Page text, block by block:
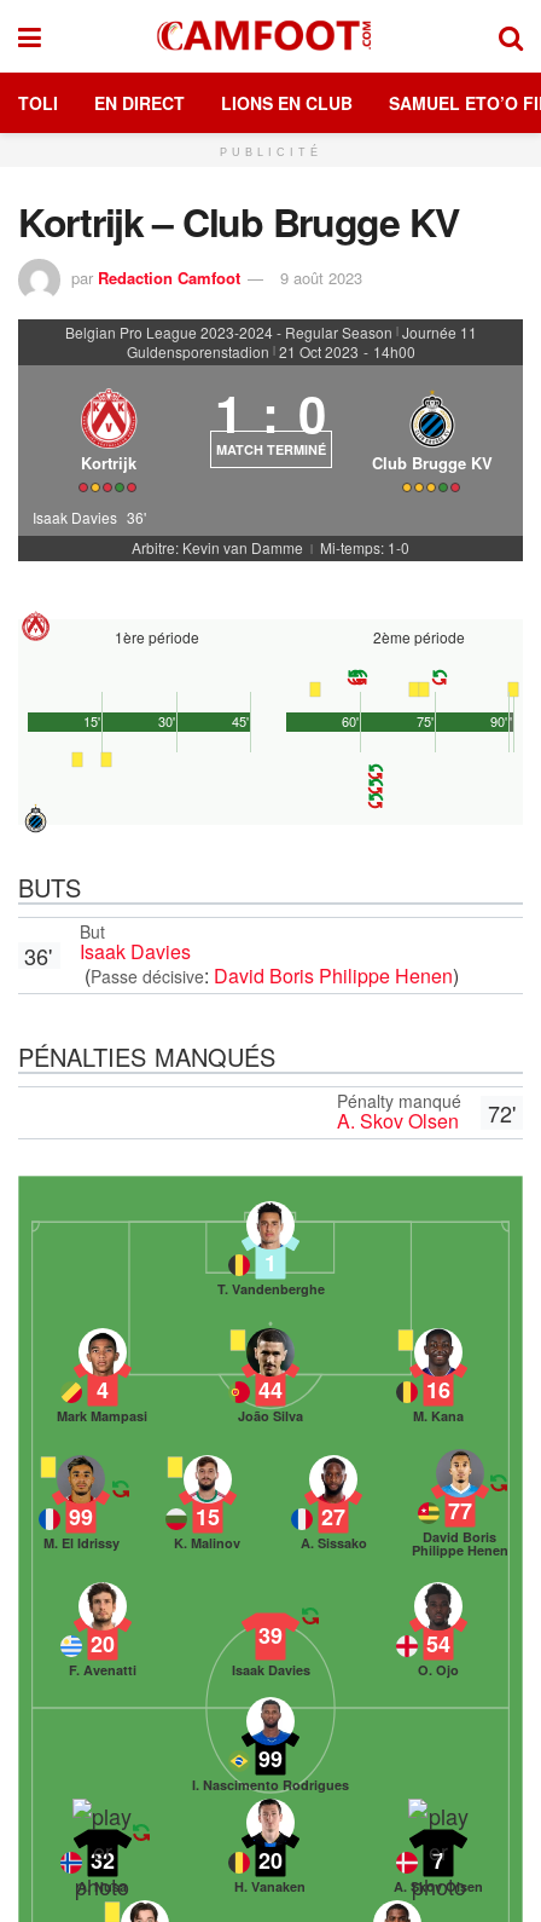
TOLI EN DIRECT LIONS EN CLUB SAMUEL ETO’O
PUBLICITÉ
Kortrijk – Club Brugge KV
par Redaction Camfoot 9 août 2023
Belgian Pro League 2023-2024 - Regular Season | Journée 11
Guldensporenstadion | 21 Oct 2023 - 14h00
Kortrijk
1 : 0
MATCH TERMINÉ
Club Brugge KV
Isaak Davies 36'
Arbitre: Kevin van Damme
| Mi-temps: 1-0
1ère période
45'
15' 30'
2ème période
90'
60' 75' 1'
BUTS
But
Isaak Davies
(Passe décisive: David Boris Philippe Henen)
36'
PÉNALTIES MANQUÉS
72'
Pénalty manqué
A. Skov Olsen
1
T. Vandenberghe
16
M. Kana
44
João Silva
4
Mark Mampasi
77
David Boris
Philippe Henen
27
A. Sissako
15
K. Malinov
99
M. El Idrissy
54
O. Ojo
39
Isaak Davies
20
F. Avenatti
32
A. Nusa
20
H. Vanaken
7
A. Skov Olsen
99
I. Nascimento Rodrigues